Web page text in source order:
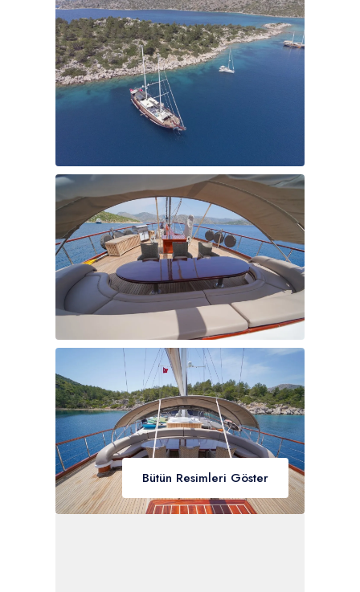
Bütün Resimleri Göster